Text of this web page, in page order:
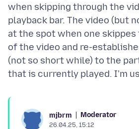
when skipping through the
playback bar. The video (but
at the spot when one
of the video and re-
(not so short while) to the
mjbrm Moderator
26.04.25, 15:12